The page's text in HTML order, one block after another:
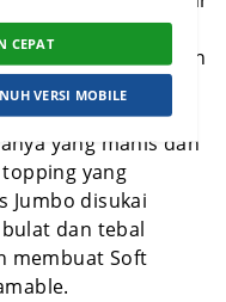
CEPAT
VERSI MOBILE
lebih
tebal, lembut, dan
bagian dalam
menjadi ciri khas
yang manis dan
yang
Jumbo disukai
dan tebal
membuat Soft